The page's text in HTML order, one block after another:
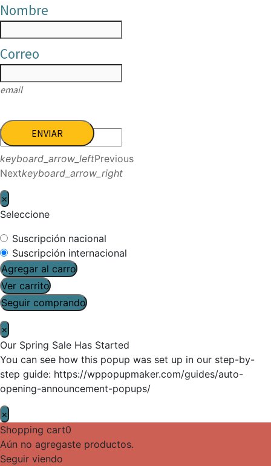
Nombre
Correo
email
ENVIAR
keyboard_arrow_leftPrevious
Nextkeyboard_arrow_right
×
Seleccione
Suscripción nacional
Suscripción internacional
Agregar al carro
Ver carrito
Seguir comprando
×
Our Spring Sale Has Started
You can see how this popup was set up in our step-by-
step guide: https://wppopupmaker.com/guides/auto-
opening-announcement-popups/
×
Shopping cart0
Aún no agregaste productos.
Seguir viendo